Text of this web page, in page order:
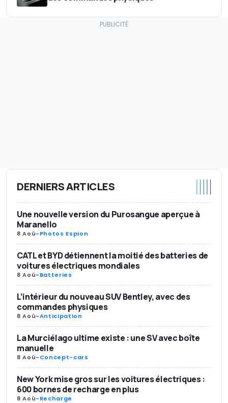
DERNIERS ARTICLES
Une nouvelle version du Purosangue aperçue à
Maranello
8 Aoû-Photos Espion
CATL et BYD détiennent la moitié des batteries de
voitures électriques mondiales
8 Aoû-Batteries
L’intérieur du nouveau SUV Bentley, avec des
commandes physiques
8 Aoû-Anticipation
La Murciélago ultime existe : une SV avec boîte
manuelle
8 Aoû-Concept-cars
New York mise gros sur les voitures électriques :
600 bornes de recharge en plus
8 Aoû-Recharge